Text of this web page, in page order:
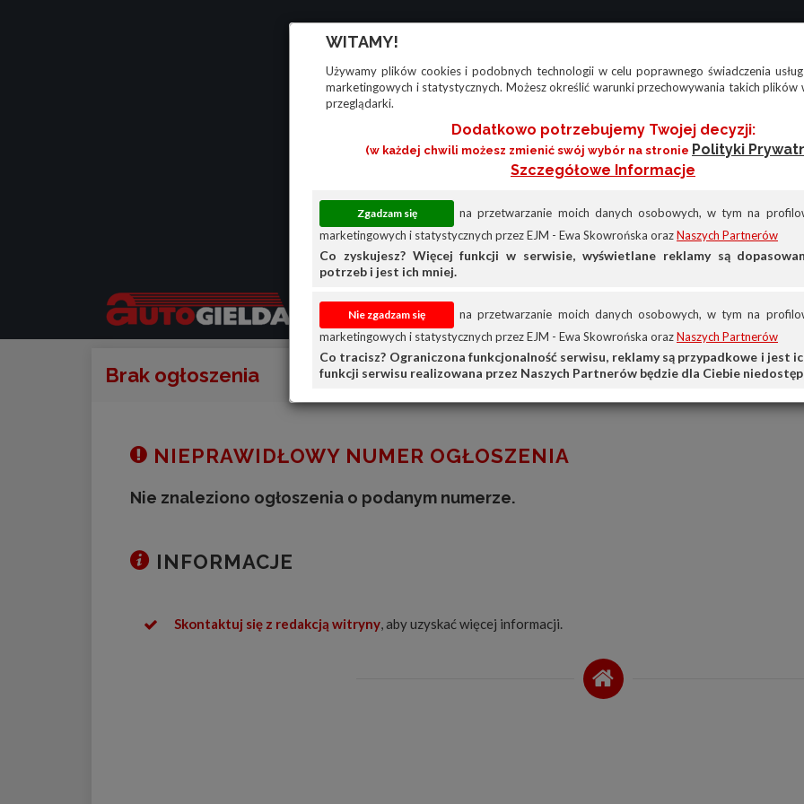
WITAMY!
Używamy plików cookies i podobnych technologii w celu poprawnego świadczenia
marketingowych i statystycznych. Możesz określić warunki przechowywania takich plików
przeglądarki.
Dodatkowo potrzebujemy Twojej decyzji:
(w każdej chwili możesz zmienić swój wybór na stronie Polityki
Szczegółowe Informacje
na przetwarzanie moich danych osobowych, w tym na
marketingowych i statystycznych przez EJM - Ewa Skowrońska orazNaszych Partnerów
Co zyskujesz? Więcej funkcji w serwisie, wyświetlane reklamy są
potrzeb i jest ich mniej.
na przetwarzanie moich danych osobowych, w tym na
marketingowych i statystycznych przez EJM - Ewa Skowrońska orazNaszych Partnerów
Co tracisz? Ograniczona funkcjonalność serwisu, reklamy są przypadkowe i jest
funkcji serwisu realizowana przez Naszych Partnerów będzie dla Ciebie
Brak ogłoszenia
NIEPRAWIDŁOWY NUMER OGŁOSZENIA
Nie znaleziono ogłoszenia o podanym numerze.
INFORMACJE
Skontaktuj się z redakcją witryny, aby uzyskać więcej informacji.